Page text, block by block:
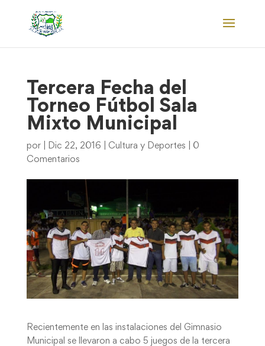
Tercera Fecha del
Torneo Fútbol Sala
Mixto Municipal
por Dic 22, 2016 Cultura y Deportes
0
Comentarios
Recientemente en las instalaciones del Gimnasio
Municipal se llevaron a cabo 5 juegos de la tercera